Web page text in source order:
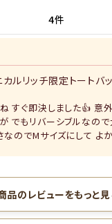
4
ルリッチ限定トートバ
すぐ即決しました👍 意
でもリバーシブルなの
なのでMサイズにして よ
品のレビューをもっと